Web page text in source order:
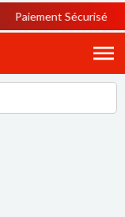
Paiement Sécurisé